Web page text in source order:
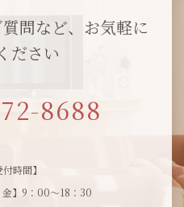
問など、お気軽に
ださい
8688
付時間】
金】9：00～18：30